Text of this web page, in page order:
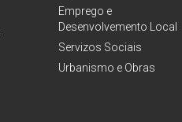
Emprego e
Desenvolvemento Local
Servizos Sociais
Urbanismo e Obras